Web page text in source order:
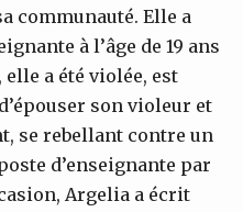
communauté. Elle a
à l’âge de 19 ans
a été violée, est
son violeur et
se rebellant contre un
d’enseignante par
Argelia a écrit